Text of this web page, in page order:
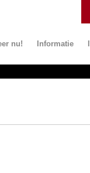
nu! Informatie